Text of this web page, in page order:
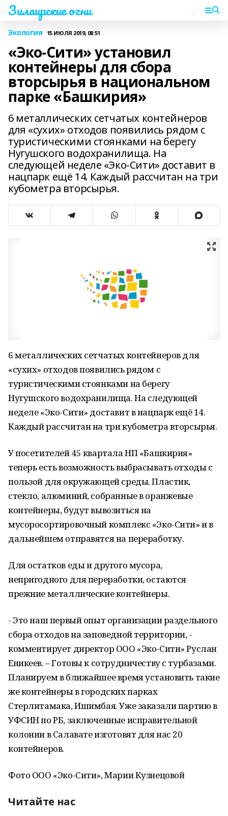
Зилаирские огни
Экология 15 ИЮЛЯ 2019, 08:51
«Эко-Сити» установил
контейнеры для сбора
вторсырья в национальном
парке «Башкирия»
6 металлических сетчатых контейнеров
для «сухих» отходов появились рядом с
туристическими стоянками на берегу
Нугушского водохранилища. На
следующей неделе «Эко-Сити» доставит в
нацпарк ещё 14. Каждый рассчитан на три
кубометра вторсырья.
6 металлических сетчатых контейнеров для
«сухих» отходов появились рядом с
туристическими стоянками на берегу
Нугушского водохранилища. На следующей
неделе «Эко-Сити» доставит в нацпарк ещё 14.
Каждый рассчитан на три кубометра вторсырья.
У посетителей 45 квартала НП «Башкирия»
теперь есть возможность выбрасывать отходы с
пользой для окружающей среды. Пластик,
стекло, алюминий, собранные в оранжевые
контейнеры, будут вывозиться на
мусоросортировочный комплекс «Эко-Сити» и в
дальнейшем отправятся на переработку.
Для остатков еды и другого мусора,
непригодного для переработки, остаются
прежние металлические контейнеры.
- Это наш первый опыт организации раздельного
сбора отходов на заповедной территории, -
комментирует директор ООО «Эко-Сити» Руслан
Еникеев. – Готовы к сотрудничеству с турбазами.
Планируем в ближайшее время установить такие
же контейнеры в городских парках
Стерлитамака, Ишимбая. Уже заказали партию в
УФСИН по РБ, заключенные исправительной
колонии в Салавате изготовят для нас 20
контейнеров.
Фото ООО «Эко-Сити», Марии Кузнецовой
Читайте нас